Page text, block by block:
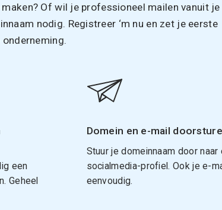
Of wil je professioneel mailen vanuit je
nodig. Registreer ‘m nu en zet je eerste
een
Geheel
Domein en e-mail
Stuur je domeinnaam door
socialmedia-profiel. Ook je e-
eenvoudig.